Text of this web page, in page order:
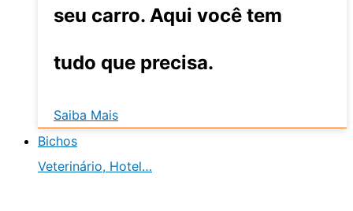
seu carro. Aqui você tem
tudo que precisa.
Saiba Mais
Bichos
Veterinário, Hotel…